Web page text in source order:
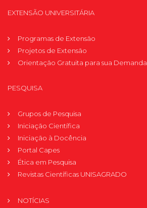
EXTENSÃO UNIVERSITÁRIA
Programas de Extensão
Projetos de Extensão
Orientação Gratuita para sua Demanda
PESQUISA
Grupos de Pesquisa
Iniciação Científica
Iniciação à Docência
Portal Capes
Ética em Pesquisa
Revistas Científicas UNISAGRADO
NOTÍCIAS